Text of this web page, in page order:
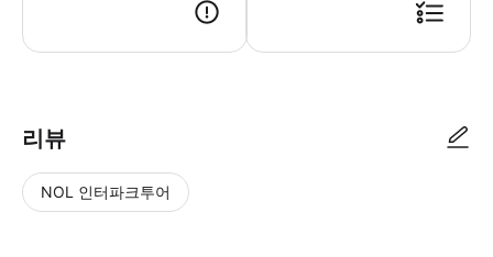
리뷰
NOL 인터파크투어